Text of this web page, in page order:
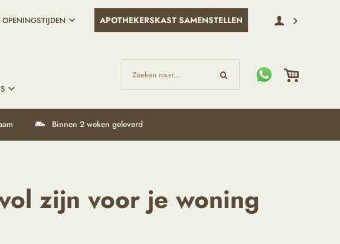
OPENINGSTIJDEN APOTHEKERSKAST SAMENSTELLEN
Zoeken naar...
Binnen 2 weken geleverd
zijn voor je woning